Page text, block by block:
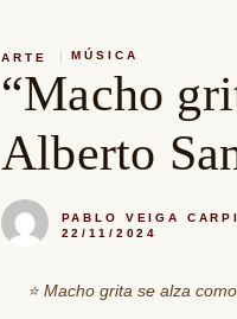
ARTE MÚSICA
“Macho
Alberto
PABLO VEIGA
22/11/2024
⭐ Macho grita se alza